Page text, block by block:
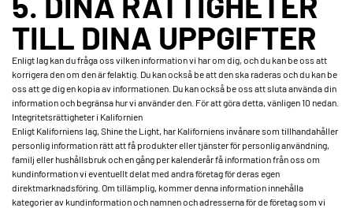
TILL DINA UPPGIFTER
Enligt lag kan du fråga oss vilken information vi har om dig, och du kan be oss att
korrigera den om den är felaktig. Du kan också be att den ska raderas och du kan be
oss att ge dig en kopia av informationen. Du kan också be oss att sluta använda din
information och begränsa hur vi använder den. För att göra detta, vänligen 10 nedan.
Integritetsrättigheter i Kalifornien
Enligt Kaliforniens lag, Shine the Light, har Kaliforniens invånare som tillhandahåller
personlig information rätt att få produkter eller tjänster för personlig användning,
familj eller hushållsbruk och en gång per kalenderår få information från oss om
kundinformation vi eventuellt delat med andra företag för deras egen
direktmarknadsföring. Om tillämplig, kommer denna information innehålla
kategorier av kundinformation och namnen och adresserna för de företag som vi